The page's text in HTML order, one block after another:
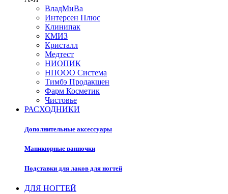
ВладМиВа
Интерсен Плюс
Клинипак
КМИЗ
Кристалл
Медтест
НИОПИК
НПООО Система
Тимбэ Продакшен
Фарм Косметик
Чистовье
РАСХОДНИКИ
Дополнительные аксессуары
Маникюрные ванночки
Подставки для лаков для ногтей
ДЛЯ НОГТЕЙ